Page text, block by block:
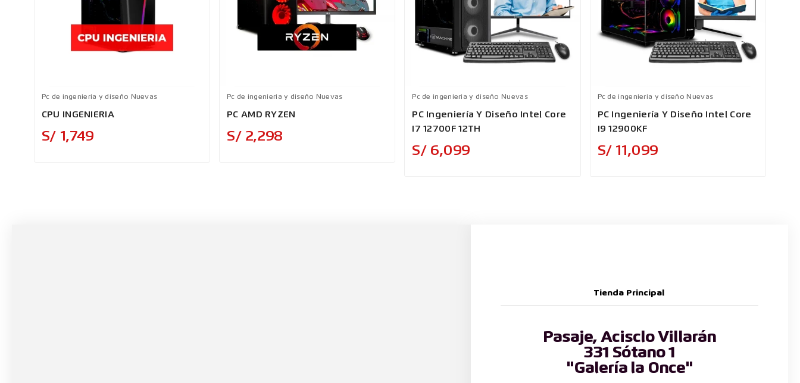
Pc de ingenieria y diseño Nuevas
CPU INGENIERIA
S/ 1,749
Pc de ingenieria y diseño Nuevas
PC AMD RYZEN
S/ 2,298
Pc de ingenieria y diseño Nuevas
PC Ingeniería Y Diseño Intel Core
I7 12700F 12TH
S/ 6,099
Pc de ingenieria y diseño Nuevas
PC Ingeniería Y Diseño Intel Core
I9 12900KF
S/ 11,099
Tienda Principal
Pasaje, Acisclo Villarán
331 Sótano 1
"Galería la Once"